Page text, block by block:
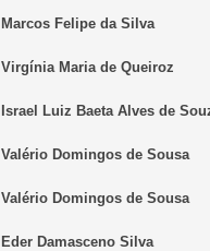
Marcos Felipe da Silva
Virgínia Maria de Queiroz
Israel Luiz Baeta Alves de
Valério Domingos de Sousa
Valério Domingos de Sousa
Eder Damasceno Silva